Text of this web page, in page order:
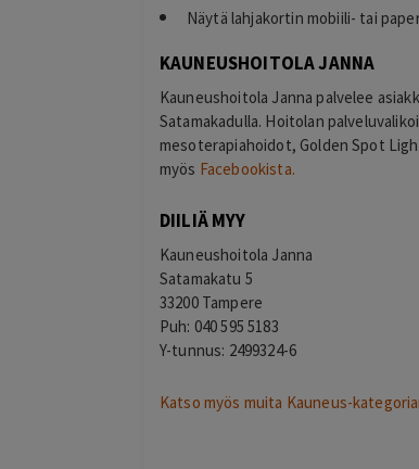
Näytä lahjakortin mobiili- tai
KAUNEUSHOITOLA JANNA
Kauneushoitola Janna palvelee
Satamakadulla. Hoitolan
mesoterapiahoidot, Golden Spot
myös Facebookista.
DIILIÄ MYY
Kauneushoitola Janna
Satamakatu 5
33200 Tampere
Puh: 040 595 5183
Y-tunnus: 2499324-6
Katso myös muita Kauneus-